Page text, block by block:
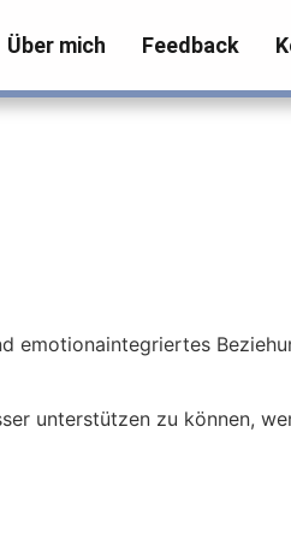
Über mich Feedback
emotionaintegriertes
unterstützen zu können,